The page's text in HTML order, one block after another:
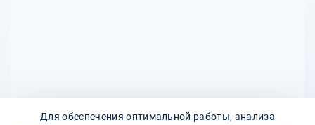
Для обеспечения оптимальной работы, анализа